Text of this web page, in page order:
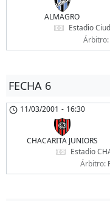
ALMAGRO
Estadio
Árbitro:
FECHA 6
11/03/2001 - 16:30
CHACARITA JUNIORS
Estadio
Árbitro: